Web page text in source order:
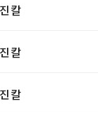
칼
칼
칼